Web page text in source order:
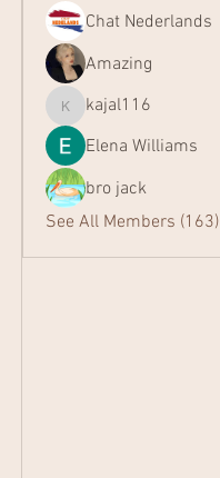
Chat Nederlands
Amazing
kajal116
kajal116
Elena Williams
bro jack
See All Members (163)